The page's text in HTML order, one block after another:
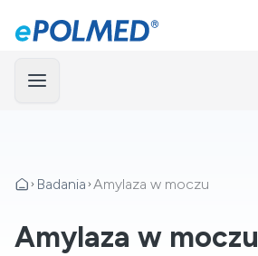
Badania Amylaza w moczu
Amylaza w moczu